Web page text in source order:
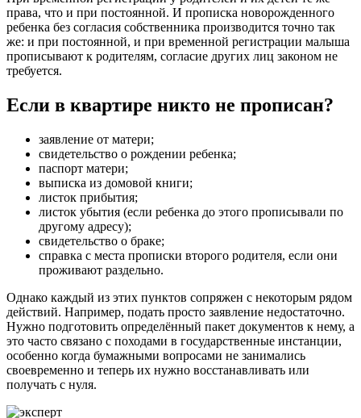
права, что и при постоянной. И прописка новорожденного
ребенка без согласия собственника производится точно так
же: и при постоянной, и при временной регистрации малыша
прописывают к родителям, согласие других лиц законом не
требуется.
Если в квартире никто не прописан?
заявление от матери;
свидетельство о рождении ребенка;
паспорт матери;
выписка из домовой книги;
листок прибытия;
листок убытия (если ребенка до этого прописывали по
другому адресу);
свидетельство о браке;
справка с места прописки второго родителя, если они
проживают раздельно.
Однако каждый из этих пунктов сопряжен с некоторым рядом
действий. Например, подать просто заявление недостаточно.
Нужно подготовить определённый пакет документов к нему, а
это часто связано с походами в государственные инстанции,
особенно когда бумажными вопросами не занимались
своевременно и теперь их нужно восстанавливать или
получать с нуля.